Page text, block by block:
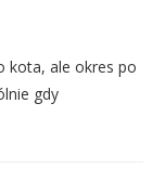
kota, ale okres po
gdy